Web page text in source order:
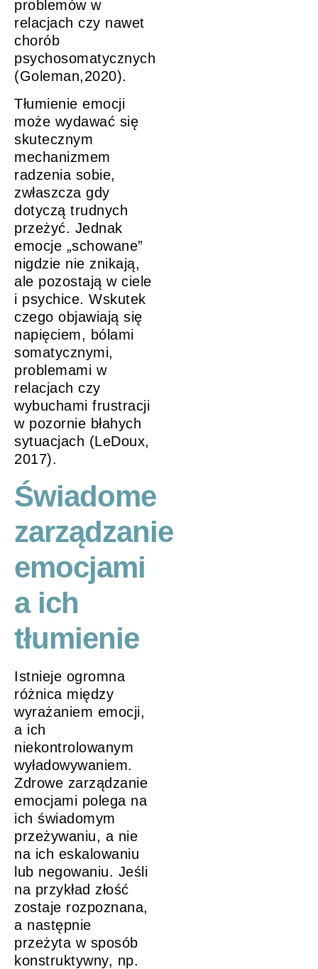
problemów w
relacjach czy nawet
chorób
psychosomatycznych
(Goleman,2020).
Tłumienie emocji
może wydawać się
skutecznym
mechanizmem
radzenia sobie,
zwłaszcza gdy
dotyczą trudnych
przeżyć. Jednak
emocje „schowane”
nigdzie nie znikają,
ale pozostają w ciele
i psychice. Wskutek
czego objawiają się
napięciem, bólami
somatycznymi,
problemami w
relacjach czy
wybuchami frustracji
w pozornie błahych
sytuacjach (LeDoux,
2017).
Świadome
zarządzanie
emocjami
a ich
tłumienie
Istnieje ogromna
różnica między
wyrażaniem emocji,
a ich
niekontrolowanym
wyładowywaniem.
Zdrowe zarządzanie
emocjami polega na
ich świadomym
przeżywaniu, a nie
na ich eskalowaniu
lub negowaniu. Jeśli
na przykład złość
zostaje rozpoznana,
a następnie
przeżyta w sposób
konstruktywny, np.